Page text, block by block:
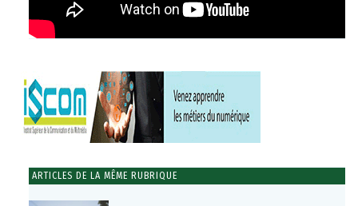
ARTICLES DE LA MÊME RUBRIQUE